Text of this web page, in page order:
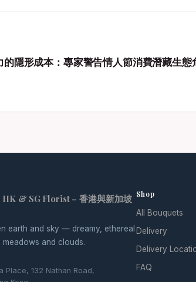
的隱形成本：專家警告情人節消費潛藏生態
& SG Florist – 香港與新加坡
earth and sky — dreamy, ethereal
and clouds.
Place, 132 Nathan Road,
Shop
All Bouquets
Delivery
Delivery
FAQ